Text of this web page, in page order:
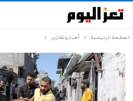
الصفحة الرئيسية أخبار وتقارير